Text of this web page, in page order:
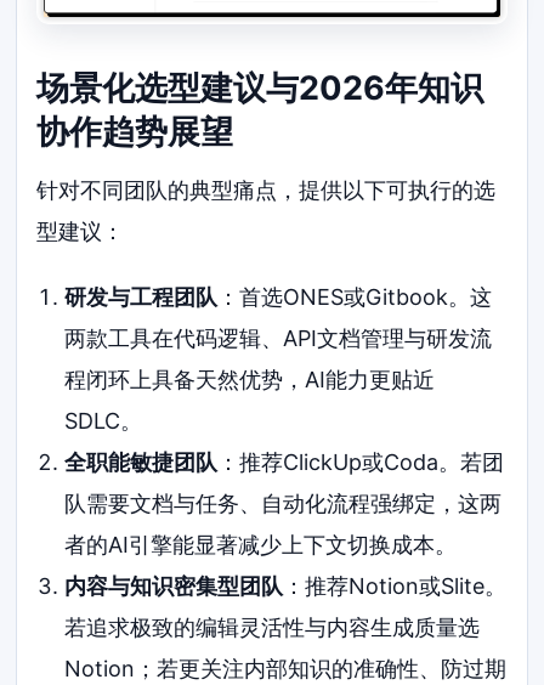
场景化选型建议与2026年知识
协作趋势展望
针对不同团队的典型痛点，提供以下可执行的选
型建议：
研发与工程团队 ：首选ONES或Gitbook。这
两款工具在代码逻辑、API文档管理与研发流
程闭环上具备天然优势，AI能力更贴近
SDLC。
全职能敏捷团队 ：推荐ClickUp或Coda。若团
队需要文档与任务、自动化流程强绑定，这两
者的AI引擎能显著减少上下文切换成本。
内容与知识密集型团队 ：推荐Notion或Slite。
若追求极致的编辑灵活性与内容生成质量选
Notion；若更关注内部知识的准确性、防过期